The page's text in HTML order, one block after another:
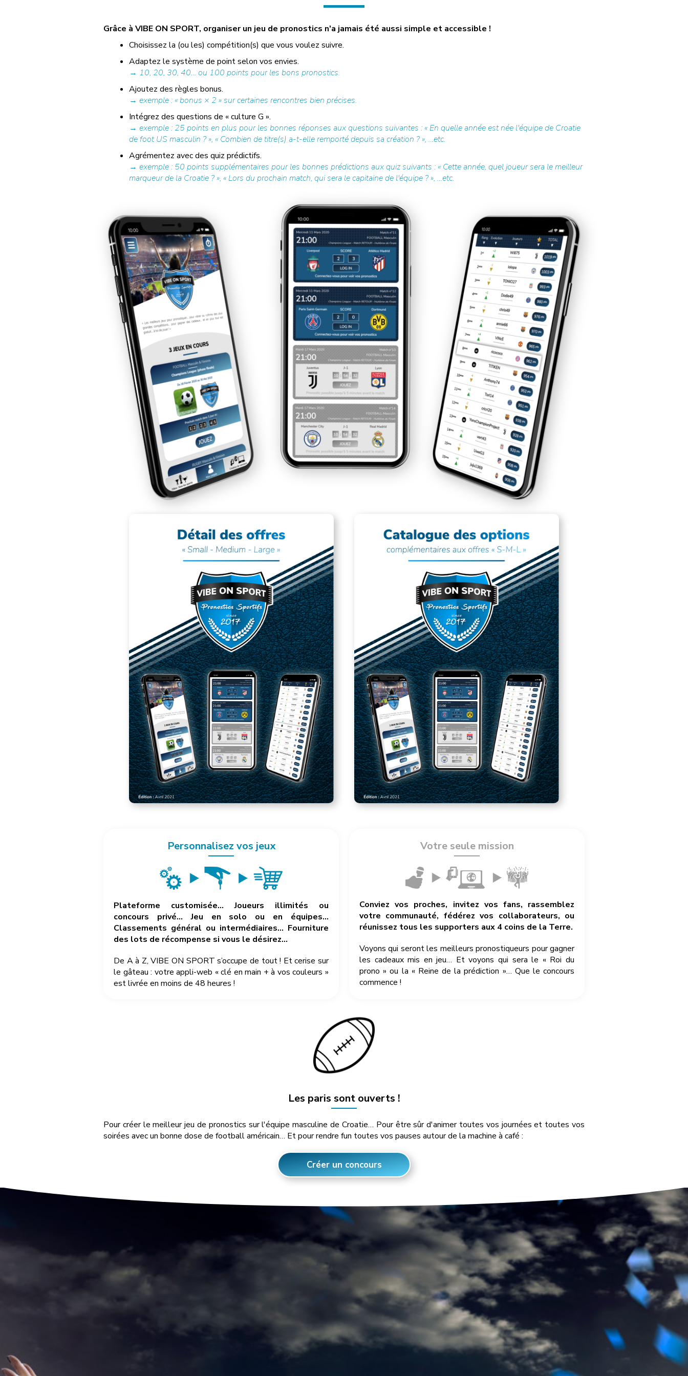
Grâce à VIBE ON SPORT, organiser un jeu de pronostics n'a jamais été aussi simple et accessible !
Choisissez la (ou les) compétition(s) que vous voulez suivre.
Adaptez le système de point selon vos envies.
→ 10, 20, 30, 40… ou 100 points pour les bons pronostics.
Ajoutez des règles bonus.
→ exemple : « bonus × 2 » sur certaines rencontres bien précises.
Intégrez des questions de « culture G ».
→ exemple : 25 points en plus pour les bonnes réponses aux questions suivantes : « En quelle année est née l'équipe de Croatie
de foot US masculin ? », « Combien de titre(s) a-t-elle remporté depuis sa création ? », …etc.
Agrémentez avec des quiz prédictifs.
→ exemple : 50 points supplémentaires pour les bonnes prédictions aux quiz suivants : « Cette année, quel joueur sera le meilleur
marqueur de la Croatie ? », « Lors du prochain match, qui sera le capitaine de l'équipe ? », …etc.
Personnalisez vos jeux
Plateforme customisée… Joueurs illimités ou
concours privé… Jeu en solo ou en équipes…
Classements général ou intermédiaires… Fourniture
des lots de récompense si vous le désirez…
De A à Z, VIBE ON SPORT s’occupe de tout ! Et cerise sur
le gâteau : votre appli-web « clé en main + à vos couleurs »
est livrée en moins de 48 heures !
Votre seule mission
Conviez vos proches, invitez vos fans, rassemblez
votre communauté, fédérez vos collaborateurs, ou
réunissez tous les supporters aux 4 coins de la Terre.
Voyons qui seront les meilleurs pronostiqueurs pour gagner
les cadeaux mis en jeu… Et voyons qui sera le « Roi du
prono » ou la « Reine de la prédiction »… Que le concours
commence !
Les paris sont ouverts !
Pour créer le meilleur jeu de pronostics sur l'équipe masculine de Croatie… Pour être sûr d'animer toutes vos journées et toutes vos
soirées avec un bonne dose de football américain… Et pour rendre fun toutes vos pauses autour de la machine à café :
Créer un concours